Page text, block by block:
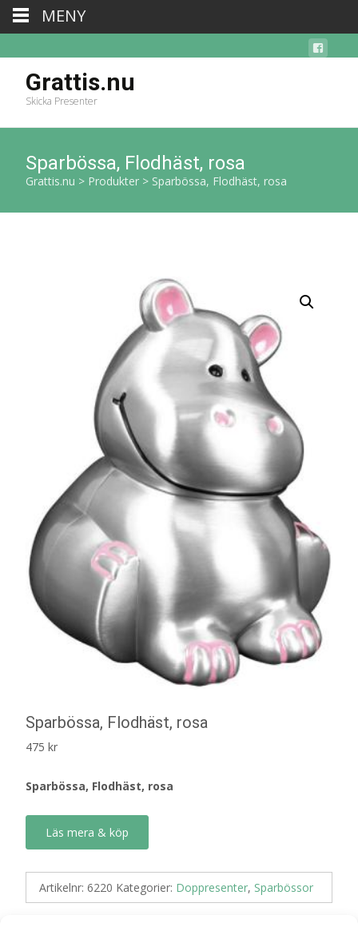
Grattis.nu
Skicka Presenter
Sparbössa, Flodhäst, rosa
Grattis.nu > Produkter > Sparbössa, Flodhäst, rosa
Sparbössa, Flodhäst, rosa
475 kr
Sparbössa, Flodhäst, rosa
Läs mera & köp
Artikelnr: 6220 Kategorier: Doppresenter, Sparbössor
MENY